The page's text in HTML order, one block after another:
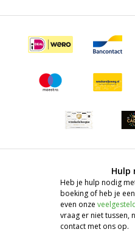
Hulp
Heb je hulp nodig
boeking of heb je
even onze
vraag er niet tussen,
contact met ons op.